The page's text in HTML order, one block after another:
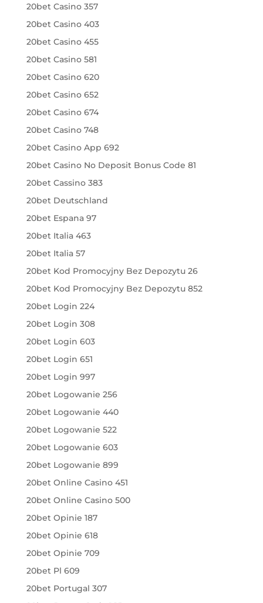
20bet Casino 357
20bet Casino 403
20bet Casino 455
20bet Casino 581
20bet Casino 620
20bet Casino 652
20bet Casino 674
20bet Casino 748
20bet Casino App 692
20bet Casino No Deposit Bonus Code 81
20bet Cassino 383
20bet Deutschland
20bet Espana 97
20bet Italia 463
20bet Italia 57
20bet Kod Promocyjny Bez Depozytu 26
20bet Kod Promocyjny Bez Depozytu 852
20bet Login 224
20bet Login 308
20bet Login 603
20bet Login 651
20bet Login 997
20bet Logowanie 256
20bet Logowanie 440
20bet Logowanie 522
20bet Logowanie 603
20bet Logowanie 899
20bet Online Casino 451
20bet Online Casino 500
20bet Opinie 187
20bet Opinie 618
20bet Opinie 709
20bet Pl 609
20bet Portugal 307